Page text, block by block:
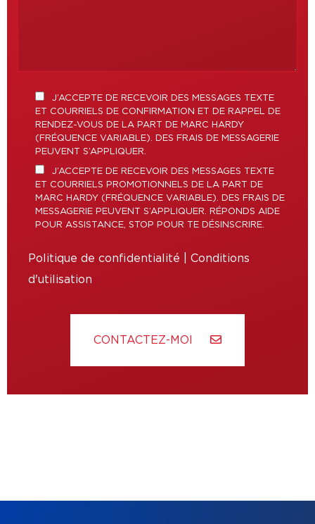
J’ACCEPTE DE RECEVOIR DES MESSAGES TEXTE
ET COURRIELS DE CONFIRMATION ET DE RAPPEL DE
RENDEZ-VOUS DE LA PART DE MARC HARDY
(FRÉQUENCE VARIABLE). DES FRAIS DE MESSAGERIE
PEUVENT S’APPLIQUER.
J’ACCEPTE DE RECEVOIR DES MESSAGES TEXTE
ET COURRIELS PROMOTIONNELS DE LA PART DE
MARC HARDY (FRÉQUENCE VARIABLE). DES FRAIS DE
MESSAGERIE PEUVENT S’APPLIQUER. RÉPONDS AIDE
POUR ASSISTANCE, STOP POUR TE DÉSINSCRIRE.
Politique de confidentialité
Conditions
d'utilisation
CONTACTEZ-MOI